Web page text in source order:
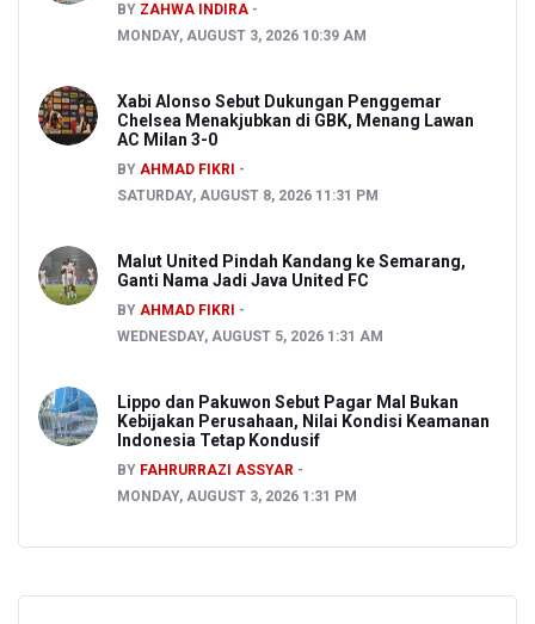
BY ZAHWA INDIRA
MONDAY, AUGUST 3, 2026 10:39 AM
Xabi Alonso Sebut Dukungan Penggemar
Chelsea Menakjubkan di GBK, Menang Lawan
AC Milan 3-0
BY AHMAD FIKRI
SATURDAY, AUGUST 8, 2026 11:31 PM
Malut United Pindah Kandang ke Semarang,
Ganti Nama Jadi Java United FC
BY AHMAD FIKRI
WEDNESDAY, AUGUST 5, 2026 1:31 AM
Lippo dan Pakuwon Sebut Pagar Mal Bukan
Kebijakan Perusahaan, Nilai Kondisi Keamanan
Indonesia Tetap Kondusif
BY FAHRURRAZI ASSYAR
MONDAY, AUGUST 3, 2026 1:31 PM